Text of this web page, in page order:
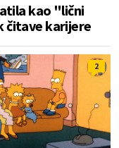
kao "lični
čitave karijere
2